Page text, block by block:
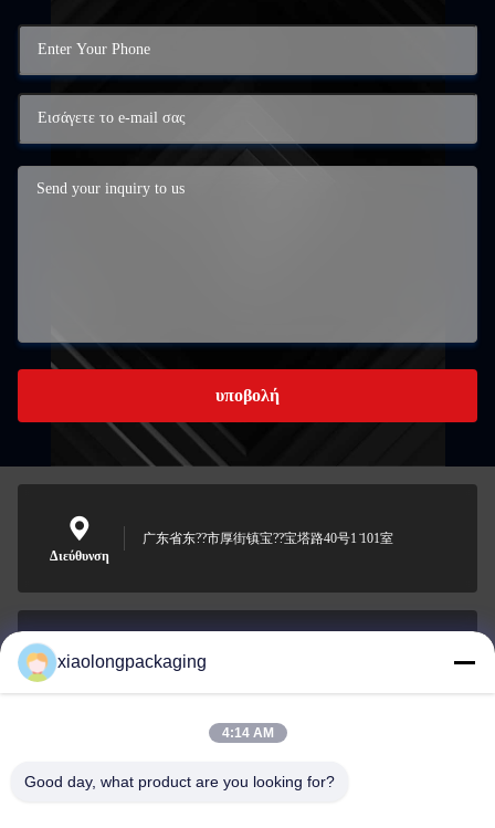
υποβολή
Διεύθυνση
广东省东??市厚街镇宝??宝塔路40号1 ̇101室
Ηλεκτρονικό
Tina@xiaolongpackaging.com
0086-15322891631
xiaolongpackaging
4:14 AM
Good day, what product are you looking for?